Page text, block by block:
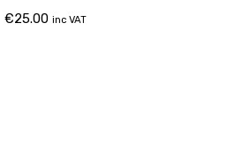
€25.00 inc VAT